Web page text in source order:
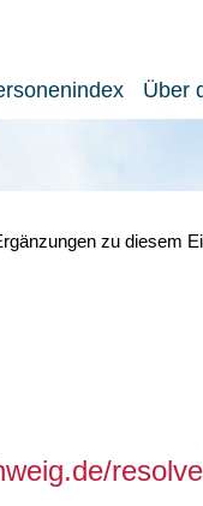
Über
zu diesem